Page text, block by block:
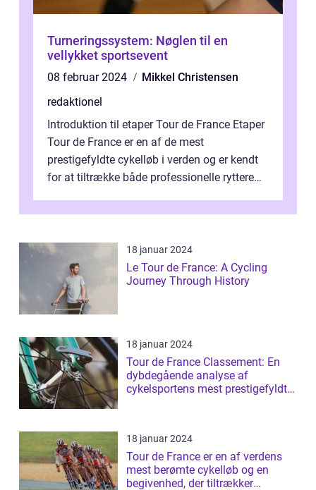
Turneringssystem: Nøglen til en
vellykket sportsevent
08 februar 2024
Mikkel Christensen
redaktionel
Introduktion til etaper Tour de France Etaper
Tour de France er en af de mest
prestigefyldte cykelløb i verden og er kendt
for at tiltrække både professionelle ryttere
18 januar 2024
Le Tour de France: A Cycling
Journey Through History
18 januar 2024
Tour de France Classement: En
dybdegående analyse af
cykelsportens mest prestigefyldte
18 januar 2024
Tour de France er en af verdens
mest berømte cykelløb og en
begivenhed, der tiltrækker